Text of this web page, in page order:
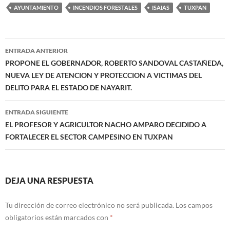
AYUNTAMIENTO INCENDIOS FORESTALES ISAIAS TUXPAN
Navegación
de
entradas
ENTRADA ANTERIOR
PROPONE EL GOBERNADOR, ROBERTO SANDOVAL CASTAÑEDA,
NUEVA LEY DE ATENCION Y PROTECCION A VICTIMAS DEL
DELITO PARA EL ESTADO DE NAYARIT.
ENTRADA SIGUIENTE
EL PROFESOR Y AGRICULTOR NACHO AMPARO DECIDIDO A
FORTALECER EL SECTOR CAMPESINO EN TUXPAN
DEJA UNA RESPUESTA
Tu dirección de correo electrónico no será publicada. Los campos
obligatorios están marcados con *